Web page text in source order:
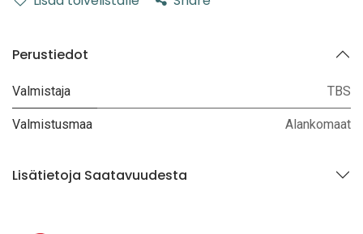
Perustiedot
Valmistaja TBS
Valmistusmaa Alankomaat
Lisätietoja Saatavuudesta